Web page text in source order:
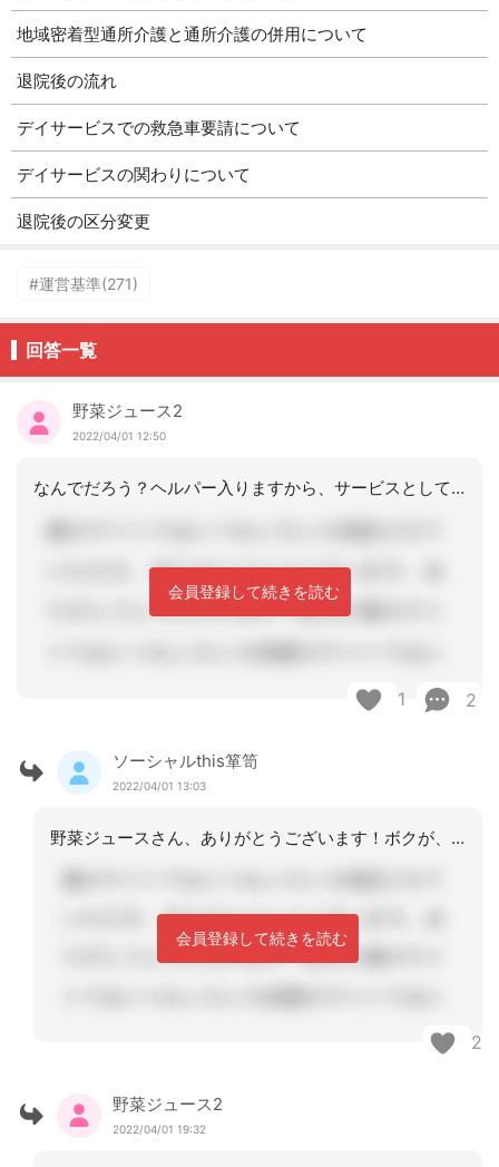
地域密着型通所介護と通所介護の併用について
退院後の流れ
デイサービスでの救急車要請について
デイサービスの関わりについて
退院後の区分変更
#運営基準(271)
回答一覧
野菜ジュース2
2022/04/01 12:50
なんでだろう？ヘルパー入りますから、サービスとしては、問題はない。事業所判断でし
会員登録して続きを読む
1 2
ソーシャルthis箪笥
2022/04/01 13:03
野菜ジュースさん、ありがとうございます！ボクが、今、思うに、たぶん、午後過ぎに退
会員登録して続きを読む
2
野菜ジュース2
2022/04/01 19:32